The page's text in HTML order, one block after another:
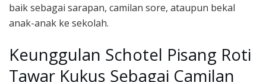
baik sebagai sarapan, camilan sore, ataupun bekal
anak-anak ke sekolah.
Keunggulan Schotel Pisang Roti
Tawar Kukus Sebagai Camilan